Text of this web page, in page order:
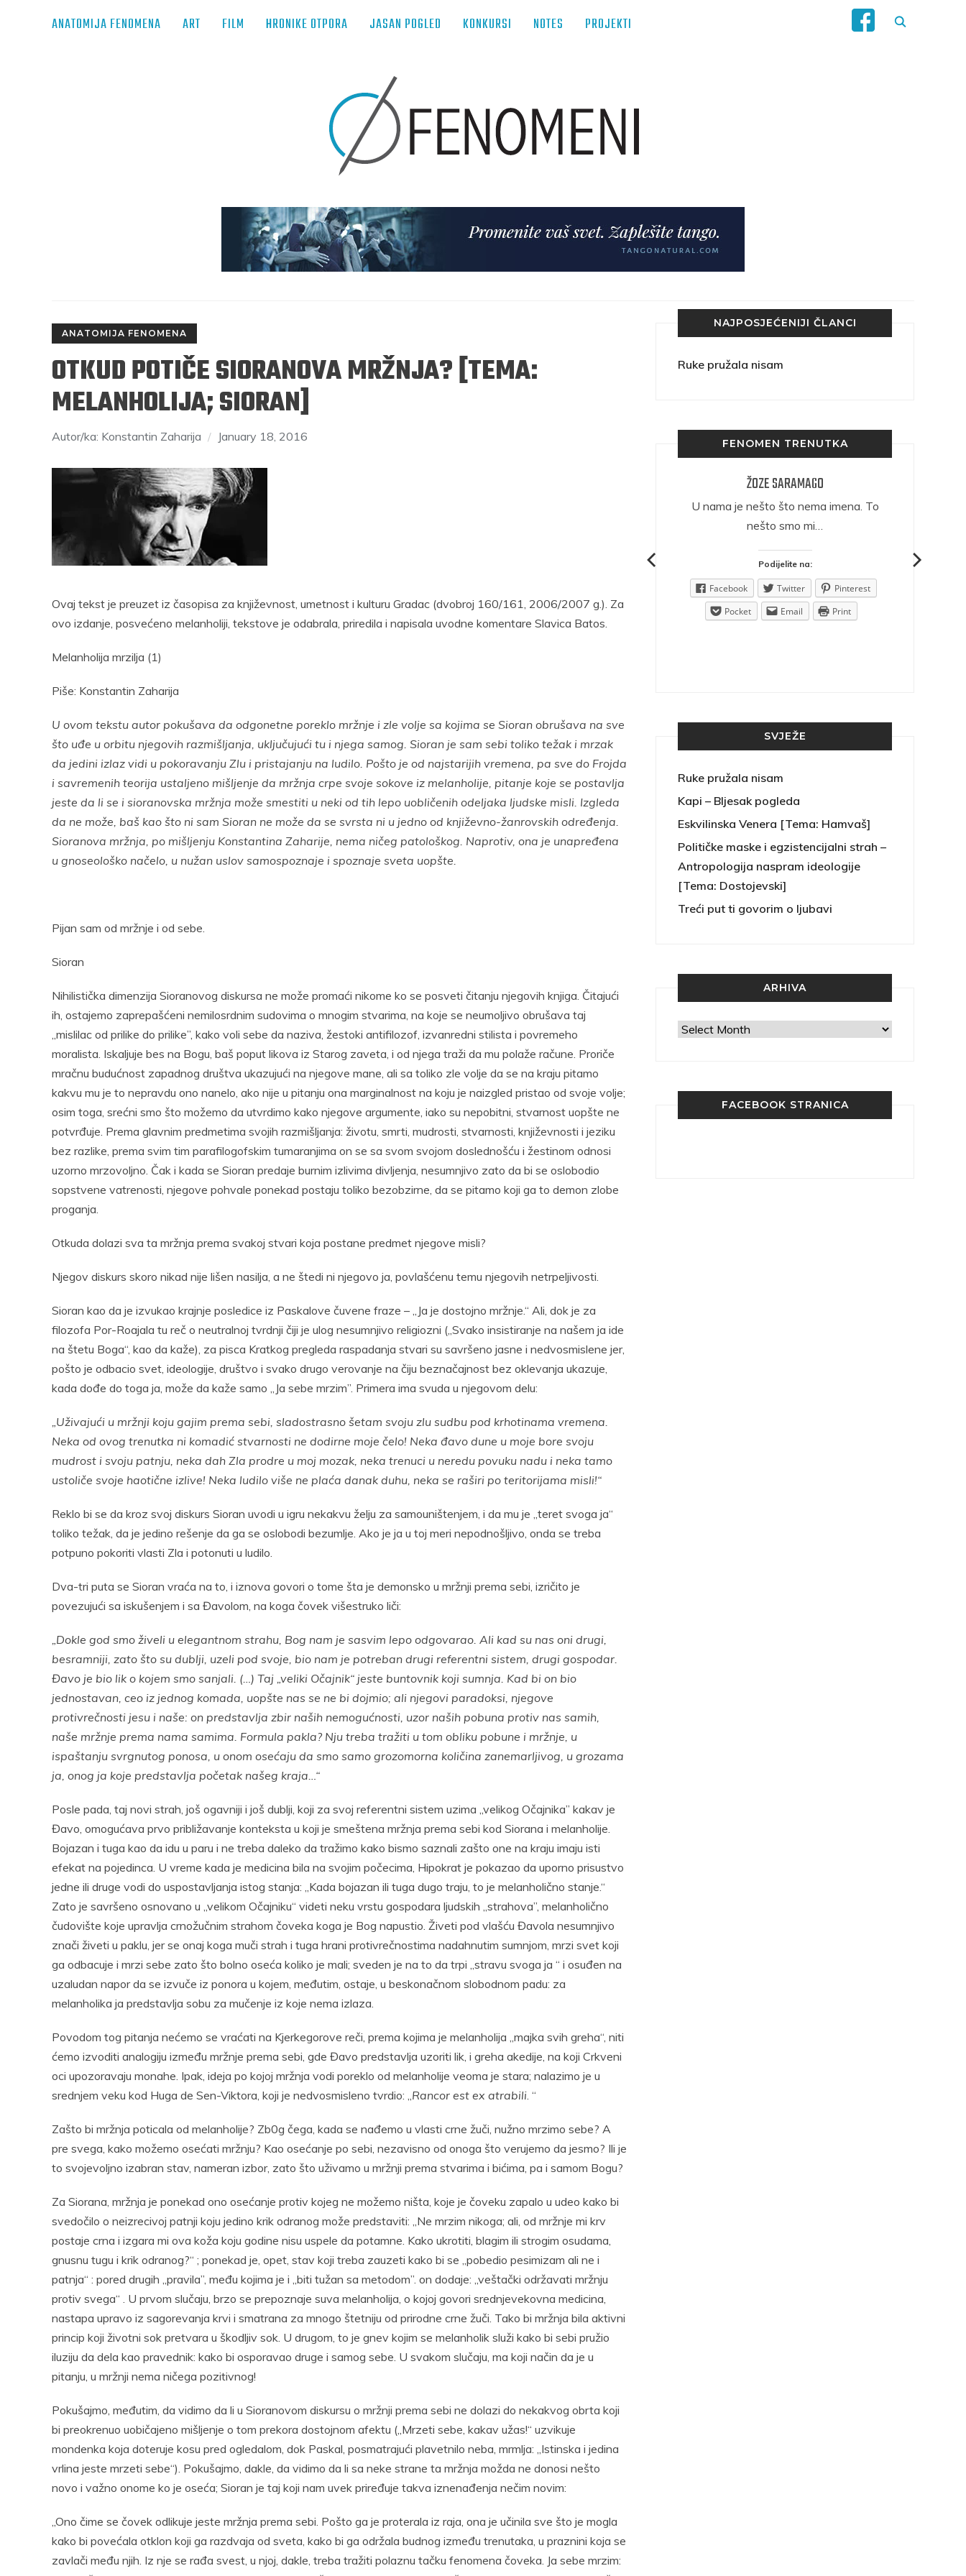
ANATOMIJA FENOMENA ART FILM HRONIKE OTPORA JASAN POGLED KONKURSI NOTES PROJEKTI
ANATOMIJA FENOMENA
OTKUD POTIČE SIORANOVA MRŽNJA? [TEMA:
MELANHOLIJA; SIORAN]
Autor/ka: Konstantin Zaharija January 18, 2016
Ovaj tekst je preuzet iz časopisa za književnost, umetnost i kulturu Gradac (dvobroj 160/161, 2006/2007 g.). Za
ovo izdanje, posvećeno melanholiji, tekstove je odabrala, priredila i napisala uvodne komentare Slavica Batos.
Melanholija mrzilja (1)
Piše: Konstantin Zaharija
U ovom tekstu autor pokušava da odgonetne poreklo mržnje i zle volje sa kojima se Sioran obrušava na sve
što uđe u orbitu njegovih razmišljanja, uključujući tu i njega samog. Sioran je sam sebi toliko težak i mrzak
da jedini izlaz vidi u pokoravanju Zlu i pristajanju na ludilo. Pošto je od najstarijih vremena, pa sve do Frojda
i savremenih teorija ustaljeno mišljenje da mržnja crpe svoje sokove iz melanholije, pitanje koje se postavlja
jeste da li se i sioranovska mržnja može smestiti u neki od tih lepo uobličenih odeljaka ljudske misli. Izgleda
da ne može, baš kao što ni sam Sioran ne može da se svrsta ni u jedno od književno-žanrovskih određenja.
Sioranova mržnja, po mišljenju Konstantina Zaharije, nema ničeg patološkog. Naprotiv, ona je unapređena
u gnoseološko načelo, u nužan uslov samospoznaje i spoznaje sveta uopšte.
Pijan sam od mržnje i od sebe.
Sioran
Nihilistička dimenzija Sioranovog diskursa ne može promaći nikome ko se posveti čitanju njegovih knjiga. Čitajući
ih, ostajemo zaprepašćeni nemilosrdnim sudovima o mnogim stvarima, na koje se neumoljivo obrušava taj
„mislilac od prilike do prilike”, kako voli sebe da naziva, žestoki antifilozof, izvanredni stilista i povremeho
moralista. Iskaljuje bes na Bogu, baš poput likova iz Starog zaveta, i od njega traži da mu polaže račune. Proriče
mračnu budućnost zapadnog društva ukazujući na njegove mane, ali sa toliko zle volje da se na kraju pitamo
kakvu mu je to nepravdu ono nanelo, ako nije u pitanju ona marginalnost na koju je naizgled pristao od svoje volje;
osim toga, srećni smo što možemo da utvrdimo kako njegove argumente, iako su nepobitni, stvarnost uopšte ne
potvrđuje. Prema glavnim predmetima svojih razmišljanja: životu, smrti, mudrosti, stvarnosti, književnosti i jeziku
bez razlike, prema svim tim parafilogofskim tumaranjima on se sa svom svojom doslednošću i žestinom odnosi
uzorno mrzovoljno. Čak i kada se Sioran predaje burnim izlivima divljenja, nesumnjivo zato da bi se oslobodio
sopstvene vatrenosti, njegove pohvale ponekad postaju toliko bezobzirne, da se pitamo koji ga to demon zlobe
proganja.
Otkuda dolazi sva ta mržnja prema svakoj stvari koja postane predmet njegove misli?
Njegov diskurs skoro nikad nije lišen nasilja, a ne štedi ni njegovo ja, povlašćenu temu njegovih netrpeljivosti.
Sioran kao da je izvukao krajnje posledice iz Paskalove čuvene fraze – „Ja je dostojno mržnje.“ Ali, dok je za
filozofa Por-Roajala tu reč o neutralnoj tvrdnji čiji je ulog nesumnjivo religiozni („Svako insistiranje na našem ja ide
na štetu Boga“, kao da kaže), za pisca Kratkog pregleda raspadanja stvari su savršeno jasne i nedvosmislene jer,
pošto je odbacio svet, ideologije, društvo i svako drugo verovanje na čiju beznačajnost bez oklevanja ukazuje,
kada dođe do toga ja, može da kaže samo „Ja sebe mrzim”. Primera ima svuda u njegovom delu:
„Uživajući u mržnji koju gajim prema sebi, sladostrasno šetam svoju zlu sudbu pod krhotinama vremena.
Neka od ovog trenutka ni komadić stvarnosti ne dodirne moje čelo! Neka đavo dune u moje bore svoju
mudrost i svoju patnju, neka dah Zla prodre u moj mozak, neka trenuci u neredu povuku nadu i neka tamo
ustoliče svoje haotične izlive! Neka ludilo više ne plaća danak duhu, neka se raširi po teritorijama misli!“
Reklo bi se da kroz svoj diskurs Sioran uvodi u igru nekakvu želju za samouništenjem, i da mu je „teret svoga ja“
toliko težak, da je jedino rešenje da ga se oslobodi bezumlje. Ako je ja u toj meri nepodnošljivo, onda se treba
potpuno pokoriti vlasti Zla i potonuti u ludilo.
Dva-tri puta se Sioran vraća na to, i iznova govori o tome šta je demonsko u mržnji prema sebi, izričito je
povezujući sa iskušenjem i sa Đavolom, na koga čovek višestruko liči:
„Dokle god smo živeli u elegantnom strahu, Bog nam je sasvim lepo odgovarao. Ali kad su nas oni drugi,
besramniji, zato što su dublji, uzeli pod svoje, bio nam je potreban drugi referentni sistem, drugi gospodar.
Đavo je bio lik o kojem smo sanjali. (…) Taj „veliki Očajnik“ jeste buntovnik koji sumnja. Kad bi on bio
jednostavan, ceo iz jednog komada, uopšte nas se ne bi dojmio; ali njegovi paradoksi, njegove
protivrečnosti jesu i naše: on predstavlja zbir naših nemogućnosti, uzor naših pobuna protiv nas samih,
naše mržnje prema nama samima. Formula pakla? Nju treba tražiti u tom obliku pobune i mržnje, u
ispaštanju svrgnutog ponosa, u onom osećaju da smo samo grozomorna količina zanemarljivog, u grozama
ja, onog ja koje predstavlja početak našeg kraja…“
Posle pada, taj novi strah, još ogavniji i još dublji, koji za svoj referentni sistem uzima „velikog Očajnika” kakav je
Đavo, omogućava prvo približavanje konteksta u koji je smeštena mržnja prema sebi kod Siorana i melanholije.
Bojazan i tuga kao da idu u paru i ne treba daleko da tražimo kako bismo saznali zašto one na kraju imaju isti
efekat na pojedinca. U vreme kada je medicina bila na svojim počecima, Hipokrat je pokazao da uporno prisustvo
jedne ili druge vodi do uspostavljanja istog stanja: „Kada bojazan ili tuga dugo traju, to je melanholično stanje.“
Zato je savršeno osnovano u „velikom Očajniku“ videti neku vrstu gospodara ljudskih „strahova”, melanholično
čudovište koje upravlja crnožučnim strahom čoveka koga je Bog napustio. Živeti pod vlašću Đavola nesumnjivo
znači živeti u paklu, jer se onaj koga muči strah i tuga hrani protivrečnostima nadahnutim sumnjom, mrzi svet koji
ga odbacuje i mrzi sebe zato što bolno oseća koliko je mali; sveden je na to da trpi „stravu svoga ja “ i osuđen na
uzaludan napor da se izvuče iz ponora u kojem, međutim, ostaje, u beskonačnom slobodnom padu: za
melanholika ja predstavlja sobu za mučenje iz koje nema izlaza.
Povodom tog pitanja nećemo se vraćati na Kjerkegorove reči, prema kojima je melanholija „majka svih greha“, niti
ćemo izvoditi analogiju između mržnje prema sebi, gde Đavo predstavlja uzoriti lik, i greha akedije, na koji Crkveni
oci upozoravaju monahe. Ipak, ideja po kojoj mržnja vodi poreklo od melanholije veoma je stara; nalazimo je u
srednjem veku kod Huga de Sen-Viktora, koji je nedvosmisleno tvrdio: „Rancor est ex atrabili. “
Zašto bi mržnja poticala od melanholije? Zb0g čega, kada se nađemo u vlasti crne žuči, nužno mrzimo sebe? A
pre svega, kako možemo osećati mržnju? Kao osećanje po sebi, nezavisno od onoga što verujemo da jesmo? Ili je
to svojevoljno izabran stav, nameran izbor, zato što uživamo u mržnji prema stvarima i bićima, pa i samom Bogu?
Za Siorana, mržnja je ponekad ono osećanje protiv kojeg ne možemo ništa, koje je čoveku zapalo u udeo kako bi
svedočilo o neizrecivoj patnji koju jedino krik odranog može predstaviti: „Ne mrzim nikoga; ali, od mržnje mi krv
postaje crna i izgara mi ova koža koju godine nisu uspele da potamne. Kako ukrotiti, blagim ili strogim osudama,
gnusnu tugu i krik odranog?“ ; ponekad je, opet, stav koji treba zauzeti kako bi se „pobedio pesimizam ali ne i
patnja“ : pored drugih „pravila”, među kojima je i „biti tužan sa metodom”. on dodaje: „veštački održavati mržnju
protiv svega“ . U prvom slučaju, brzo se prepoznaje suva melanholija, o kojoj govori srednjevekovna medicina,
nastapa upravo iz sagorevanja krvi i smatrana za mnogo štetniju od prirodne crne žuči. Tako bi mržnja bila aktivni
princip koji životni sok pretvara u škodljiv sok. U drugom, to je gnev kojim se melanholik služi kako bi sebi pružio
iluziju da dela kao pravednik: kako bi osporavao druge i samog sebe. U svakom slučaju, ma koji način da je u
pitanju, u mržnji nema ničega pozitivnog!
Pokušajmo, međutim, da vidimo da li u Sioranovom diskursu o mržnji prema sebi ne dolazi do nekakvog obrta koji
bi preokrenuo uobičajeno mišljenje o tom prekora dostojnom afektu („Mrzeti sebe, kakav užas!“ uzvikuje
mondenka koja doteruje kosu pred ogledalom, dok Paskal, posmatrajući plavetnilo neba, mrmlja: „Istinska i jedina
vrlina jeste mrzeti sebe“). Pokušajmo, dakle, da vidimo da li sa neke strane ta mržnja možda ne donosi nešto
novo i važno onome ko je oseća; Sioran je taj koji nam uvek priređuje takva iznenađenja nečim novim:
„Ono čime se čovek odlikuje jeste mržnja prema sebi. Pošto ga je proterala iz raja, ona je učinila sve što je mogla
kako bi povećala otklon koji ga razdvaja od sveta, kako bi ga održala budnog između trenutaka, u praznini koja se
zavlači među njih. Iz nje se rađa svest, u njoj, dakle, treba tražiti polaznu tačku fenomena čoveka. Ja sebe mrzim:
NAJPOSJEĆENIJI ČLANCI
Ruke pružala nisam
FENOMEN TRENUTKA
ŽOZE SARAMAGO
U nama je nešto što nema imena. To
nešto smo mi…
Podijelite na:
Facebook Twitter
Pinterest
Pocket
Email Print
RAJKO GRLIĆ
Nema na Balkanu lakoće, čak ni one
nepodnošljive, Balkanu više pristaje
naslov “Nepodnošljiva težina postojanja”
Facebook Twitter
Pinterest
Pocket
Email Print
Podijelite na:
Facebook Twitter
Pinterest
Pocket
Email Print
SVJEŽE
Ruke pružala nisam
Kapi – Bljesak pogleda
Eskvilinska Venera [Tema: Hamvaš]
Političke maske i egzistencijalni strah –
Antropologija naspram ideologije
[Tema: Dostojevski]
Treći put ti govorim o ljubavi
ARHIVA
Arhiva
FACEBOOK STRANICA